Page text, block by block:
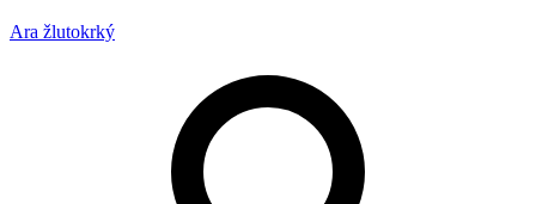
Ara žlutokrký